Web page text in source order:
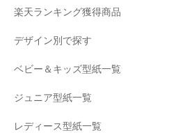
楽天ランキング獲得商品
デザイン別で探す
ベビー＆キッズ型紙一覧
ジュニア型紙一覧
レディース型紙一覧